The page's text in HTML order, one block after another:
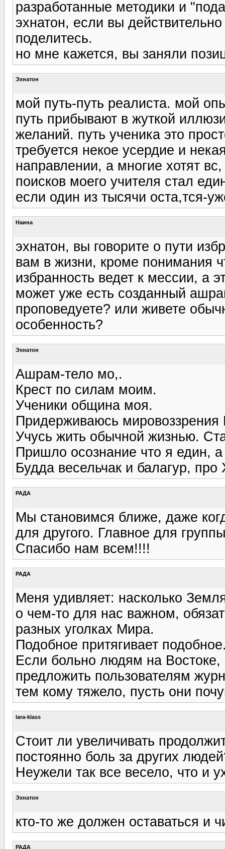
разработанные методики и
эхнатон, если вы
поделитесь.
но мне кажется, вы заняли
Эхнатон
мой путь-путь реалиста. мой
путь прибывают в жуткой
желаний. путь ученика это
требуется некое усердие и
направлении, а многие хотят
поисков моего учителя стал
если один из тысячи оста,тся-
Наина
эхнатон, вы говорите о пути
вам в жизни, кроме понимания
избранность ведет к мессии, а
может уже есть созданный
проповедуете? или живете
особенность?
Эхнатон
Ашрам-тело мо,.
Крест по силам моим.
Ученики община моя.
Придерживаюсь мировоззрения
Учусь жить обычной жизнью.
Пришло осознание что я един,
Будда весельчак и балагур,
РАДА
Мы становимся ближе, даже
для другого. Главное для
Спасибо нам всем!!!!
РАДА
Меня удивляет: насколько
о чем-то для нас важном,
разных уголках Мира.
Подобное притягивает
Если больно людям на
предложить пользователям
тем кому тяжело, пусть они
lara-klass
Стоит ли увеличивать
постоянно боль за других
Неужели так все весело, что и
Эхнатон
кто-то же должен оставаться и
РАДА